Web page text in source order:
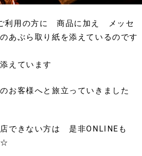
用の方に 商品に加え メッセ
あぶら取り紙を添えているのです
えています
客様へと旅立っていきました
店できない方は 是非ONLINEも
☆